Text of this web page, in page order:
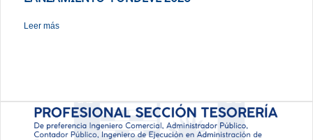
Leer más